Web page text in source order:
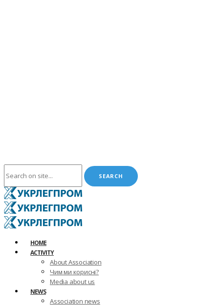
HOME
ACTIVITY
About Association
Чим ми корисні?
Media about us
NEWS
Association news